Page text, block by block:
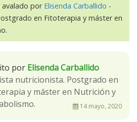
avalado por Elisenda Carballido -
en Fitoterapia y máster en
por Elisenda Carballido
nutricionista. Postgrado en
y máster en Nutrición y
14 mayo, 2020